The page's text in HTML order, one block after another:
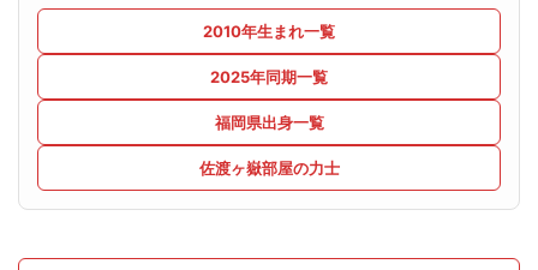
2010年生まれ一覧
2025年同期一覧
福岡県出身一覧
佐渡ヶ嶽部屋の力士